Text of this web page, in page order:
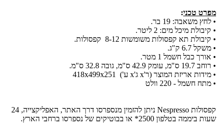
מפרט טכני:
• לחץ משאבה: 19 בר.
• קיבולת מיכל מים: 2 ליטר.
• קיבולת תא קפסולות משומשות 8-12 קפסולות.
• משקל 6.7 ק"ג.
• אורך כבל חשמל 1 מטר.
• רוחב 19.7 ס"מ, עומק 42.9 ס"מ, גובה 32.8 ס"מ.
• מידות אריזת המוצר (ר'x ג'x ע') 418x499x251
• מתח חשמל - 220 וולט
קפסולות Nespresso ניתן להזמין מנספרסו דרך האתר, האפליקצייה, 24
שעות ביממה בטלפון 2500* או בבוטיקים של נספרסו ברחבי הארץ.